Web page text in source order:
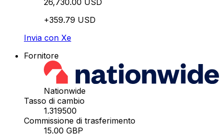
26,730.00 USD
+359.79 USD
Invia con Xe
Fornitore
Nationwide
Tasso di cambio
1.319500
Commissione di trasferimento
15.00 GBP